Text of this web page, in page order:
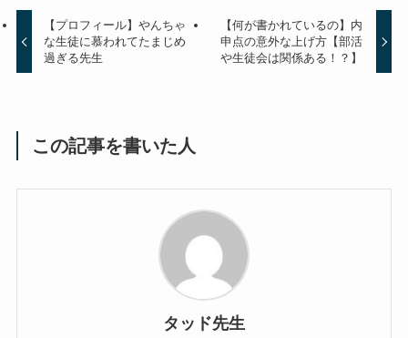
【プロフィール】やんちゃ
な生徒に慕われてたまじめ
過ぎる先生
【何が書かれているの】内
申点の意外な上げ方【部活
や生徒会は関係ある！？】
この記事を書いた人
タッド先生